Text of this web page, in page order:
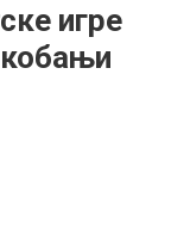
игре